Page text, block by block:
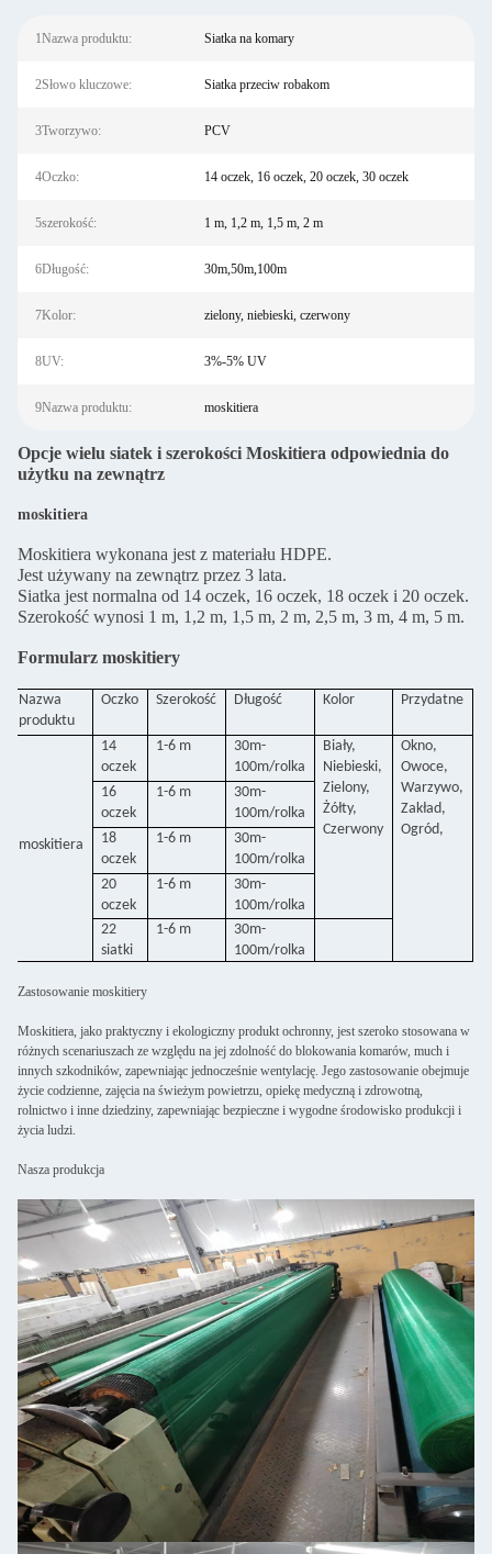
1Nazwa produktu: Siatka na komary
2Słowo kluczowe: Siatka przeciw robakom
3Tworzywo: PCV
4Oczko: 14 oczek, 16 oczek, 20 oczek, 30 oczek
5szerokość: 1 m, 1,2 m, 1,5 m, 2 m
6Długość: 30m,50m,100m
7Kolor: zielony, niebieski, czerwony
8UV: 3%-5% UV
9Nazwa produktu: moskitiera
Opcje wielu siatek i szerokości Moskitiera odpowiednia do
użytku na zewnątrz
moskitiera
Moskitiera wykonana jest z materiału HDPE.
Jest używany na zewnątrz przez 3 lata.
Siatka jest normalna od 14 oczek, 16 oczek, 18 oczek i 20 oczek.
Szerokość wynosi 1 m, 1,2 m, 1,5 m, 2 m, 2,5 m, 3 m, 4 m, 5 m.
Formularz moskitiery
Nazwa
produktu
Oczko Szerokość Długość Kolor Przydatne
moskitiera
14
oczek
1-6 m
30m-
100m/rolka
Biały,
Niebieski,
Zielony,
Żółty,
Czerwony
Okno,
Owoce,
Warzywo,
Zakład,
Ogród,
16
oczek
1-6 m
30m-
100m/rolka
18
oczek
1-6 m
30m-
100m/rolka
20
oczek
1-6 m
30m-
100m/rolka
22
siatki
1-6 m
30m-
100m/rolka
Zastosowanie moskitiery
Moskitiera, jako praktyczny i ekologiczny produkt ochronny, jest szeroko stosowana w
różnych scenariuszach ze względu na jej zdolność do blokowania komarów, much i
innych szkodników, zapewniając jednocześnie wentylację. Jego zastosowanie obejmuje
życie codzienne, zajęcia na świeżym powietrzu, opiekę medyczną i zdrowotną,
rolnictwo i inne dziedziny, zapewniając bezpieczne i wygodne środowisko produkcji i
życia ludzi.
Nasza produkcja